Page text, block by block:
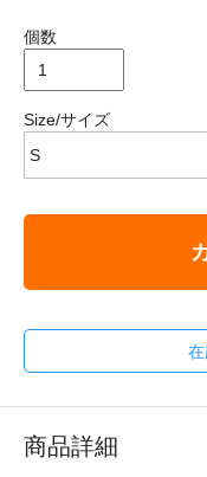
個数
Size/サイズ
商品詳細